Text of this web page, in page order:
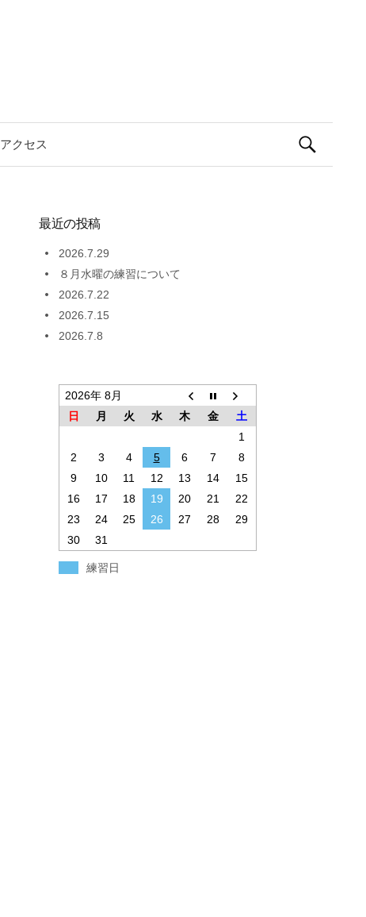
アクセス 検
最近の投稿
2026.7.29
８月水曜の練習について
2026.7.22
2026.7.15
2026.7.8
2026年 8月
日
月 火 水 木 金
土
1
2
3 4 5 6 7
8
9
10 11 12 13 14
15
16
17 18 19 20 21
22
23
24 25 26 27 28
29
30
31
練習日